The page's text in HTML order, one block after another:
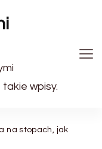
wpisy.
na stopach, jak